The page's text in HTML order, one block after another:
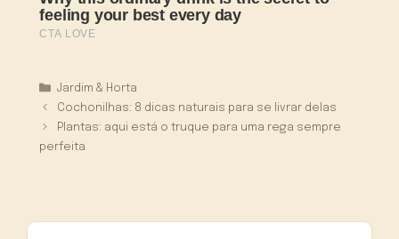
Categorias
Jardim & Horta
Cochonilhas: 8 dicas naturais para se livrar delas
Plantas: aqui está o truque para uma rega sempre
perfeita